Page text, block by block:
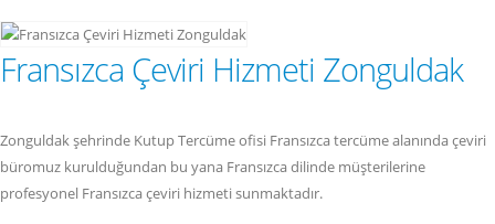
Fransızca Çeviri Hizmeti Zonguldak
Zonguldak şehrinde Kutup Tercüme ofisi Fransızca tercüme alanında çeviri
büromuz kurulduğundan bu yana Fransızca dilinde müşterilerine
profesyonel Fransızca çeviri hizmeti sunmaktadır.